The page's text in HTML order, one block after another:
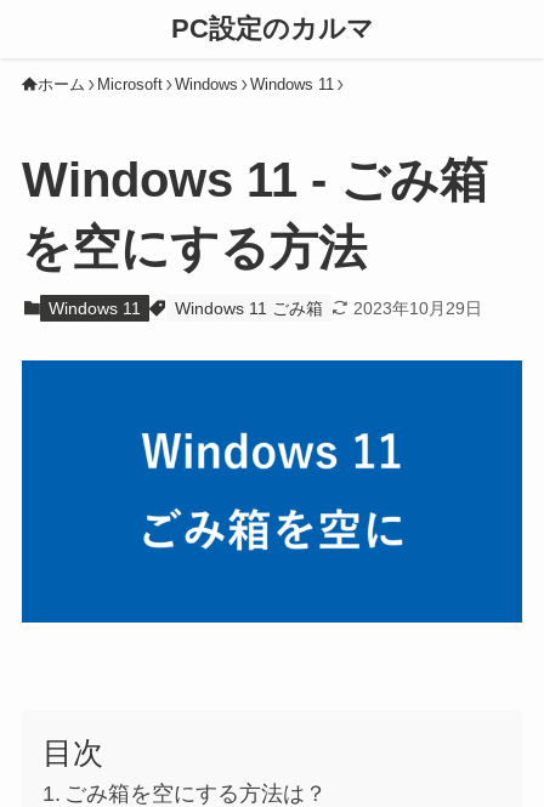
PC設定のカルマ
ホーム Microsoft Windows Windows 11
Windows 11 - ごみ箱
を空にする方法
Windows 11 Windows 11 ごみ箱 2023年10月29日
目次
ごみ箱を空にする方法は？